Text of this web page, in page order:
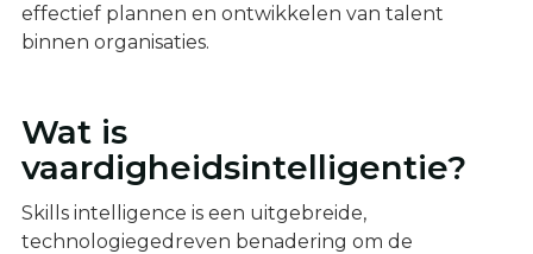
effectief plannen en ontwikkelen van talent
binnen organisaties.
Wat is
vaardigheidsintelligentie?
Skills intelligence is een uitgebreide,
technologiegedreven benadering om de